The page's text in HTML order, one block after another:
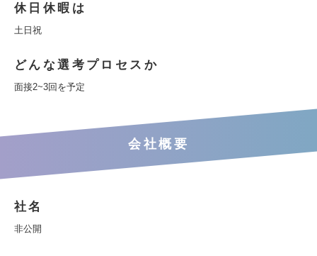
休日休暇は
土日祝
どんな選考プロセスか
面接2~3回を予定
会社概要
社名
非公開